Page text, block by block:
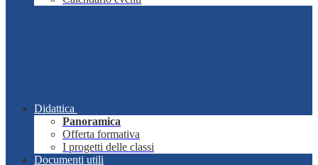
Didattica
Panoramica
Offerta formativa
I progetti delle classi
Documenti utili